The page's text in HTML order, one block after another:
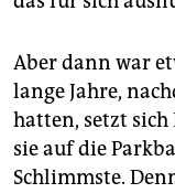
Aber dann war
lange Jahre,
hatten, setzt
sie auf die
Schlimmste.